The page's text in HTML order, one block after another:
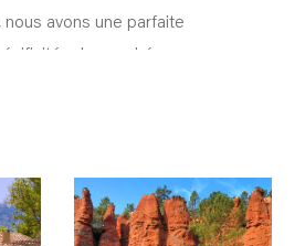
nous avons une parfaite
du marché
à chaque étape
en vous offrant un
personnalisé et totalement